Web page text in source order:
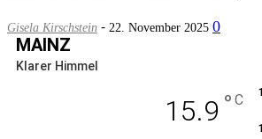
Gisela Kirschstein - 22. November 2025 0
MAINZ
Klarer Himmel
15.9 ° C